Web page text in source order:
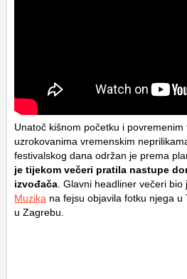
Unatoč kišnom početku i
uzrokovanima vremenskim
festivalskog dana održan je prema
je tijekom večeri pratila nastupe
izvođača . Glavni headliner večeri bio
Muzika na fejsu objavila fotku njega u
u Zagrebu.